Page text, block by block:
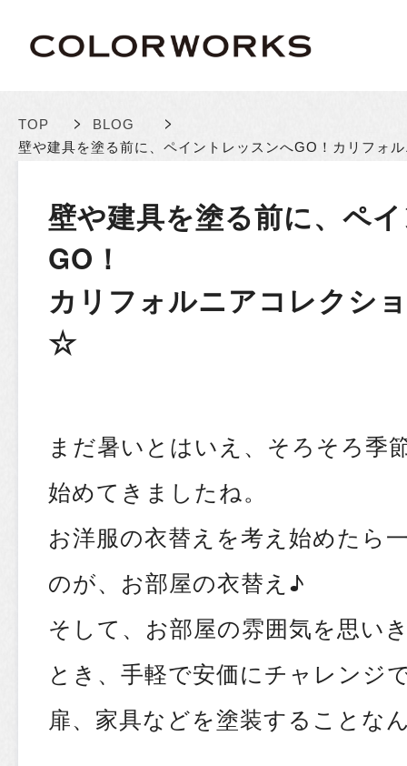
TOP > BLOG >
壁や建具を塗る前に、ペイントレッスンへGO！ カリフォ
壁や建具を塗る前に、ペ
GO！
カリフォルニアコレクシ
☆
まだ暑いとはいえ、そろそろ季
始めてきましたね。
お洋服の衣替えを考え始めたら
のが、お部屋の衣替え♪
そして、お部屋の雰囲気を思い
とき、手軽で安価にチャレンジ
扉、家具などを塗装することな